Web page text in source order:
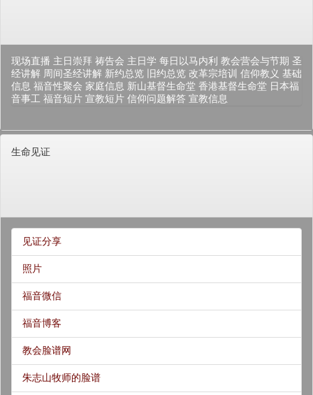
现场直播 主日崇拜 祷告会 主日学 每日以马内利 教会营会与节期 圣
经讲解 周间圣经讲解 新约总览 旧约总览 改革宗培训 信仰教义 基础
信息 福音性聚会 家庭信息 新山基督生命堂 香港基督生命堂 日本福
音事工 福音短片 宣教短片 信仰问题解答 宣教信息
生命见证
见证分享
照片
福音微信
福音博客
教会脸谱网
朱志山牧师的脸谱